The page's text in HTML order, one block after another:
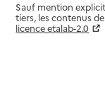
Sauf mention
tiers, les contenus
licence etalab-2.0